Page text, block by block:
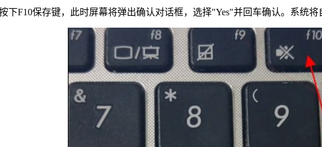
下F10保存键，此时屏幕将弹出确认对话框，选择"Yes"并回车确认。系统将